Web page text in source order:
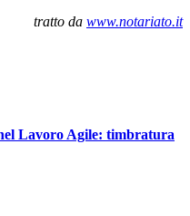
tratto da www.notariato.it
Lavoro Agile: timbratura